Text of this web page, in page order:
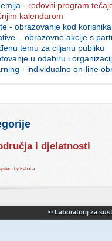
- redoviti program
kalendarom
- obrazovanje kod
– obrazovne akcije s
temu za ciljanu publiku
u odabiru i
- individualno on-line
i djelatnosti
by Faboba
© Laboratorij za